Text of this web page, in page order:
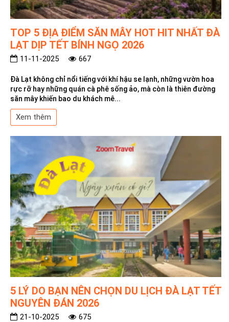
TOP 5 ĐỊA ĐIỂM SĂN MÂY HOT HIT NHẤT ĐÀ
LẠT DỊP TẾT BÍNH NGỌ 2026
11-11-2025 667
Đà Lạt không chỉ nổi tiếng với khí hậu se lạnh, những vườn hoa
rực rỡ hay những quán cà phê sống ảo, mà còn là thiên đường
săn mây khiến bao du khách mê...
Xem thêm
5 LÝ DO BẠN NÊN CHỌN DU LỊCH ĐÀ LẠT TẾT
NGUYÊN ĐÁN 2026
21-10-2025 675